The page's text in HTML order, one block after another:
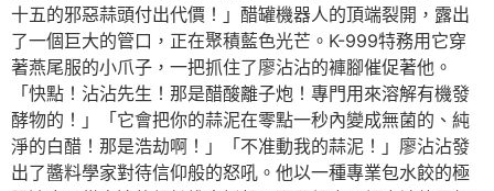
十五的邪惡蒜頭付出代價！」醋罐機器人的頂端裂開，露出
了一個巨大的管口，正在聚積藍色光芒。K-999特務用它穿
著燕尾服的小爪子，一把抓住了廖沾沾的褲腳催促著他。
「快點！沾沾先生！那是醋酸離子炮！專門用來溶解有機發
酵物的！」「它會把你的蒜泥在零點一秒內變成無菌的、純
淨的白醋！那是浩劫啊！」「不准動我的蒜泥！」廖沾沾發
出了醬料學家對待信仰般的怒吼。他以一種專業包水餃的極